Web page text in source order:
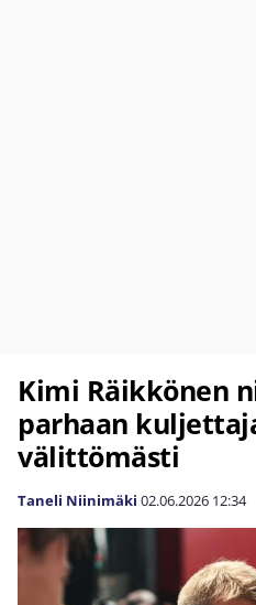
Kimi Räikkönen
parhaan
välittömästi
Taneli Niinimäki 02.06.2026 12:34